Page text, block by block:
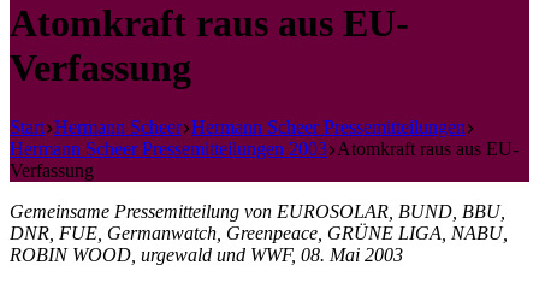
Atomkraft raus aus EU-
Verfassung
Start Hermann Scheer Hermann Scheer Pressemitteilungen
Hermann Scheer Pressemitteilungen 2003 Atomkraft raus aus EU-
Verfassung
Gemeinsame Pressemitteilung von EUROSOLAR, BUND, BBU,
DNR, FUE, Germanwatch, Greenpeace, GRÜNE LIGA, NABU,
ROBIN WOOD, urgewald und WWF, 08. Mai 2003